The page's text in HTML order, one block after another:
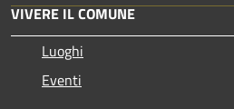
VIVERE IL COMUNE
Luoghi
Eventi